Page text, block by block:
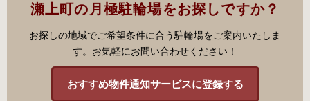
瀬上町の月極駐輪場をお探しですか？
お探しの地域でご希望条件に合う駐輪場をご案内いたしま
す。お気軽にお問い合わせください！
おすすめ物件通知サービスに登録する